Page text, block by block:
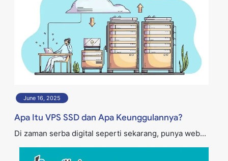
June 16, 2025
Apa Itu VPS SSD dan Apa Keunggulannya?
Di zaman serba digital seperti sekarang, punya web...